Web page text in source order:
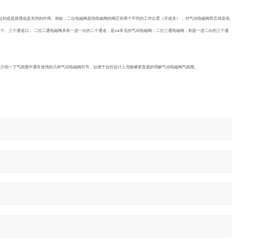
或是接通或是关闭的作用。例如，二位电磁阀是指电磁阀的阀芯有两个不同的工作位置（开或关）， 对气动电磁阀而言就是电
三个通道口。 二位二通电磁阀具有一进一出的二个通道，是zui常见的气动电磁阀；二位三通电磁阀，则是一进二出的三个通
一下气路图中通常使用的几种气动电磁阀符号，以便于自控设计人员能够更直观的理解气动电磁阀气路图。